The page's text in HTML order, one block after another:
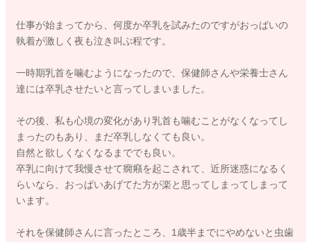
仕事が始まってから、何度か卒乳を試みたのですがおっぱいの
執着が激しく夜も泣き叫ぶ程です。
一時期乳首を噛むようになったので、保健師さんや栄養士さん
達には卒乳させたいと言ってしまいました。
その後、私も心境の変化があり乳首も噛むことがなくなってし
まったのもあり、まだ卒乳しなくても良い。
自然と欲しくなくなるまででも良い。
卒乳に向けて我慢させて癇癪を起こされて、近所迷惑になるく
らいなら、おっぱいあげてた方が楽と思ってしまってしまって
います。
それを保健師さんに言ったところ、1歳半までにやめないと虫歯